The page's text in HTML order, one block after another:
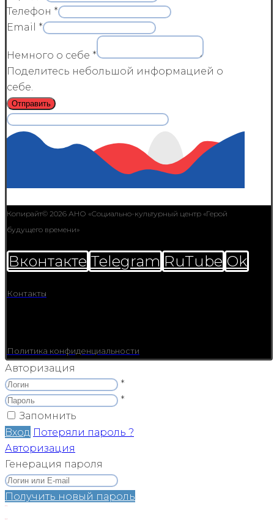
Телефон *
Email *
Немного о себе *
Поделитесь небольшой информацией о
себе.
Отправить
Копирайт© 2026 АНО «Социально-культурный центр «Герой
будущего времени»
Вконтакте Telegram RuTube Ok
Контакты
Политика конфиденциальности
Авторизация
*
*
Запомнить
Вход Потеряли пароль ?
Авторизация
Генерация пароля
Получить новый пароль